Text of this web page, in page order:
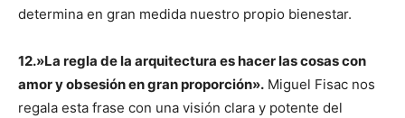
determina en gran medida nuestro propio bienestar.
12.»La regla de la arquitectura es hacer las cosas con
amor y obsesión en gran proporción». Miguel Fisac nos
regala esta frase con una visión clara y potente del